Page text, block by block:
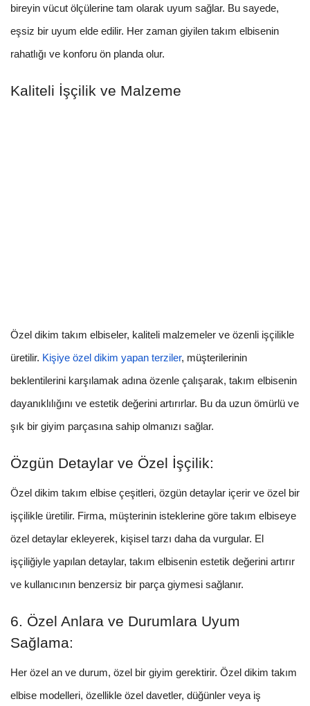
bireyin vücut ölçülerine tam olarak uyum sağlar. Bu sayede,
eşsiz bir uyum elde edilir. Her zaman giyilen takım elbisenin
rahatlığı ve konforu ön planda olur.
Kaliteli İşçilik ve Malzeme
Özel dikim takım elbiseler, kaliteli malzemeler ve özenli işçilikle
üretilir. Kişiye özel dikim yapan terziler, müşterilerinin
beklentilerini karşılamak adına özenle çalışarak, takım elbisenin
dayanıklılığını ve estetik değerini artırırlar. Bu da uzun ömürlü ve
şık bir giyim parçasına sahip olmanızı sağlar.
Özgün Detaylar ve Özel İşçilik:
Özel dikim takım elbise çeşitleri, özgün detaylar içerir ve özel bir
işçilikle üretilir. Firma, müşterinin isteklerine göre takım elbiseye
özel detaylar ekleyerek, kişisel tarzı daha da vurgular. El
işçiliğiyle yapılan detaylar, takım elbisenin estetik değerini artırır
ve kullanıcının benzersiz bir parça giymesi sağlanır.
6. Özel Anlara ve Durumlara Uyum
Sağlama:
Her özel an ve durum, özel bir giyim gerektirir. Özel dikim takım
elbise modelleri, özellikle özel davetler, düğünler veya iş